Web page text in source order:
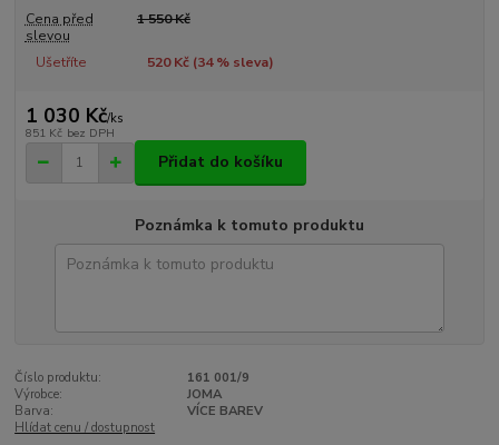
Cena před
slevou
1 550 Kč
Ušetříte 520 Kč (34% sleva)
1 030 Kč/ks
851 Kč bez DPH
Přidat do košíku
Poznámka k tomuto produktu
Číslo produktu:
161 001/9
Výrobce:
JOMA
Barva:
VÍCE BAREV
Hlídat cenu / dostupnost